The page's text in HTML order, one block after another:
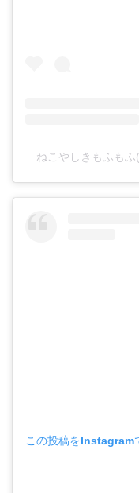
ねこやしきもふも
この投稿をInstagram